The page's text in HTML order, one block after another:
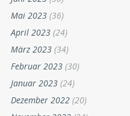
Mai 2023 (36)
April 2023 (24)
März 2023 (34)
Februar 2023 (30)
Januar 2023 (24)
Dezember 2022 (20)